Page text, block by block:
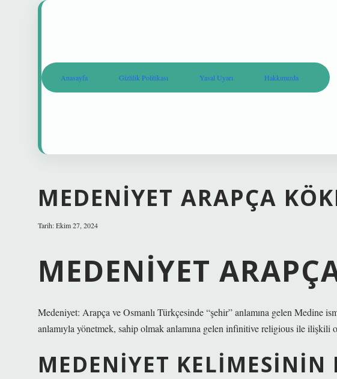
Anasayfa Gizlilik Politikası Yasal Uyarı Hakkımızda
MEDENIYET ARAPÇA
Tarih: Ekim 27, 2024
MEDENIYET
Medeniyet: Arapça ve Osmanlı Türkçesinde “şehir” anlamına gelen Medine
anlamıyla yönetmek, sahip olmak anlamına gelen infinitive religious ile ilişkili
MEDENIYET KELIMESININ